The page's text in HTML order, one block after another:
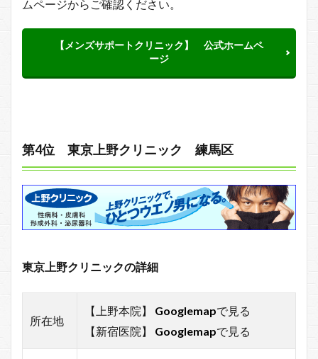
ムページからご確認ください。
【メンズサポートクリニック】 公式ホームペ
ージ
第4位 東京上野クリニック 練馬区
東京上野クリニックの詳細
所在地
【上野本院】 Googlemapで見る
【新宿医院】 Googlemapで見る